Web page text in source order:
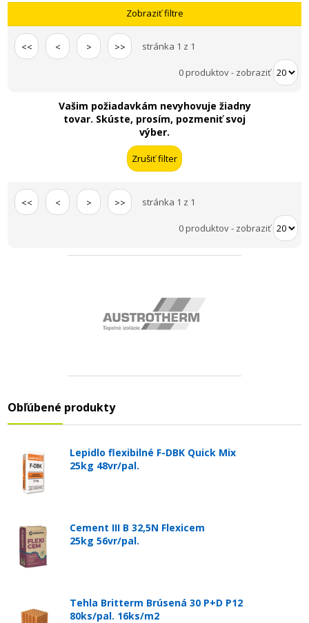
Zobraziť filtre
<< < > >> stránka 1 z 1
0 produktov- zobraziť
Vašim požiadavkám nevyhovuje žiadny
tovar. Skúste, prosím, pozmeniť svoj
výber.
<< < > >> stránka 1 z 1
0 produktov- zobraziť
Obľúbené produkty
Lepidlo flexibilné F-DBK Quick Mix
25kg 48vr/pal.
Cement III B 32,5N Flexicem
25kg 56vr/pal.
Tehla Britterm Brúsená 30 P+D P12
80ks/pal. 16ks/m2